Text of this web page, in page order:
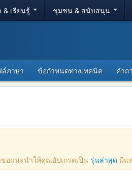
& เรียนรู้ ชุมชน & สนับสนุน
ล์ภาษา ข้อกำหนดทางเทคนิค คำถ
อแนะนำให้คุณอัปเกรดเป็น รุ่นล่าสุด มีแ